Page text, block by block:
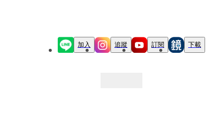
加入 追蹤 訂閱 下載